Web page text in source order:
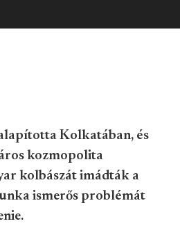
Kolkatában, és
kozmopolita
kolbászát imádták a
ismerős problémát